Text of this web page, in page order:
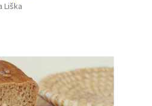
Liška